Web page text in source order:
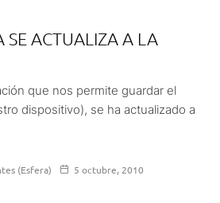
ACTUALIZA A LA
que nos permite guardar el
dispositivo), se ha actualizado a
(Esfera)
5 octubre, 2010